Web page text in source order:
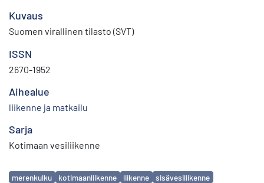
Kuvaus
Suomen virallinen tilasto (SVT)
ISSN
2670-1952
Aihealue
liikenne ja matkailu
Sarja
Kotimaan vesiliikenne
Avainsanat
merenkulku kotimaanliikenne liikenne
sisävesiliikenne